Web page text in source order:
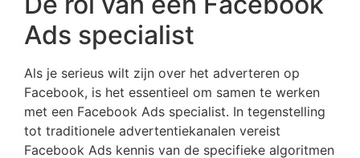
Ads specialist
Als je serieus wilt zijn over het adverteren op
Facebook, is het essentieel om samen te werken
met een Facebook Ads specialist. In tegenstelling
tot traditionele advertentiekanalen vereist
Facebook Ads kennis van de specifieke algoritmen